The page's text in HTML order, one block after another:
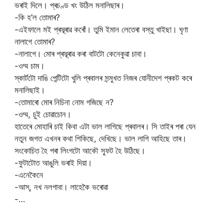
ভৰাই দিলে। প্ৰচণ্ড খং উঠিল মনালিছাৰ।
-কি হ’ল তোমাৰ?
-এইফালে মই প্ৰস্ব্ৰাৱ কৰোঁ। তুমি ইমান লেতেৰা বস্তু খাইছা। ঘৃণা
নালাগে তোমাৰ?
-নালাগে। মোৰ প্ৰস্ব্ৰাৱ কৰা বাটটো কেনেকুৱা চাবা।
-ওম্ম চাম।
স্কাৰ্টটো দাঙি পেন্টিটো খুলি প্ৰবালৰ সন্মুখত নিজৰ যোনীদেশ প্ৰকট কৰে
মনালিছাই।
-তোমাৰো মোৰ নিচিনা নোম গজিছে ন?
-ওম্ম, চুই চোৱাচোন।
হাতেৰে মোহাৰি চাই কিবা এটা ভাল লাগিছে প্ৰবালৰ। সি তাইৰ পৰা যেন
নতুন জগত এখনৰ কথা শিকিছে, দেখিছে। ভাল লাগি আহিছে তাৰ‌।
সংকোচিত হৈ পৰা লিংগটো আকৌ স্ফূট হৈ উঠিছে।
-ফুটাটোত আঙুলি ভৰাই দিয়া।
-এনেকৈনে
-আস্, নখ নলগাবা। লাহেকৈ ভৰোৱা
-…